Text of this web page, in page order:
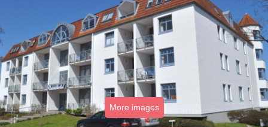
More images